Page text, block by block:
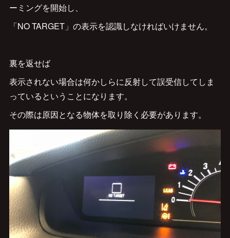
ーミングを開始し、
「NO TARGET」の表示を認識しなければいけません。
裏を返せば
表示されない場合は何かしらに反射して誤受信してしま
っているということになります。
その際は原因となる物体を取り除く必要があります。